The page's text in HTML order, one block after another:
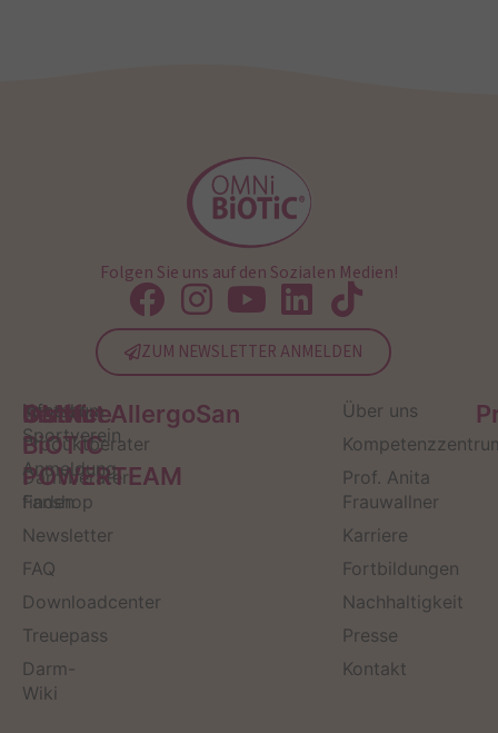
Folgen Sie uns auf den Sozialen Medien!
ZUM NEWSLETTER ANMELDEN
Service
Kontakt
Produktberater
Darmberater
finden
Newsletter
FAQ
Downloadcenter
Treuepass
Darm-
Wiki
OMNi-
BiOTiC
POWERTEAM
Infos zum
Sportverein
Anmeldung
Fanshop
Institut AllergoSan
Über uns
Prof. Anita
Frauwallner
Karriere
Fortbildungen
Nachhaltigkeit
Presse
Kontakt